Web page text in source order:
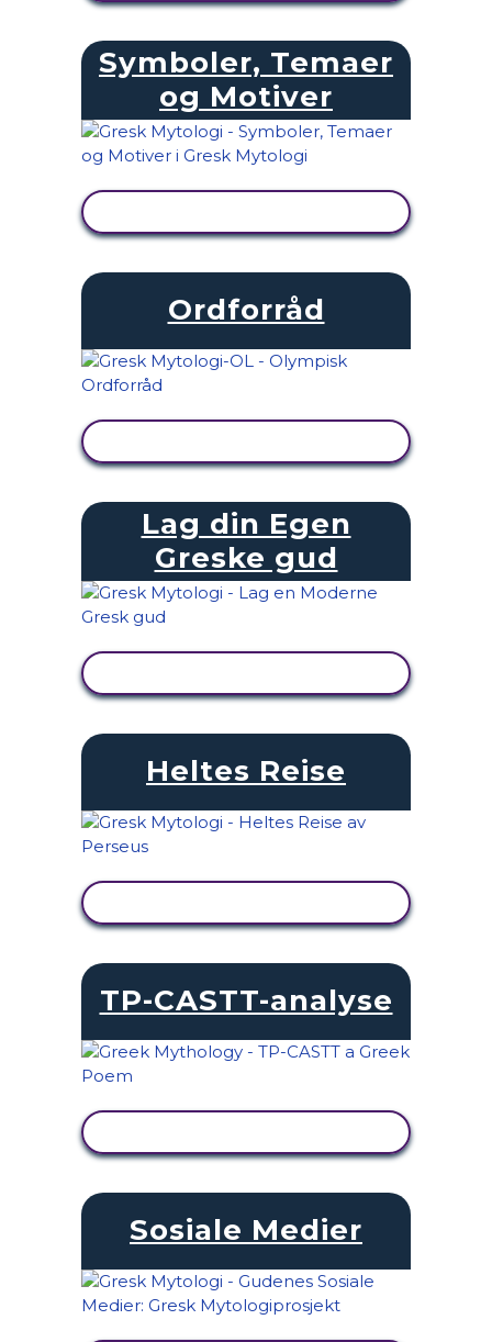
Symboler, Temaer
og Motiver
Ordforråd
Lag din Egen
Greske gud
Heltes Reise
TP-CASTT-analyse
Sosiale Medier